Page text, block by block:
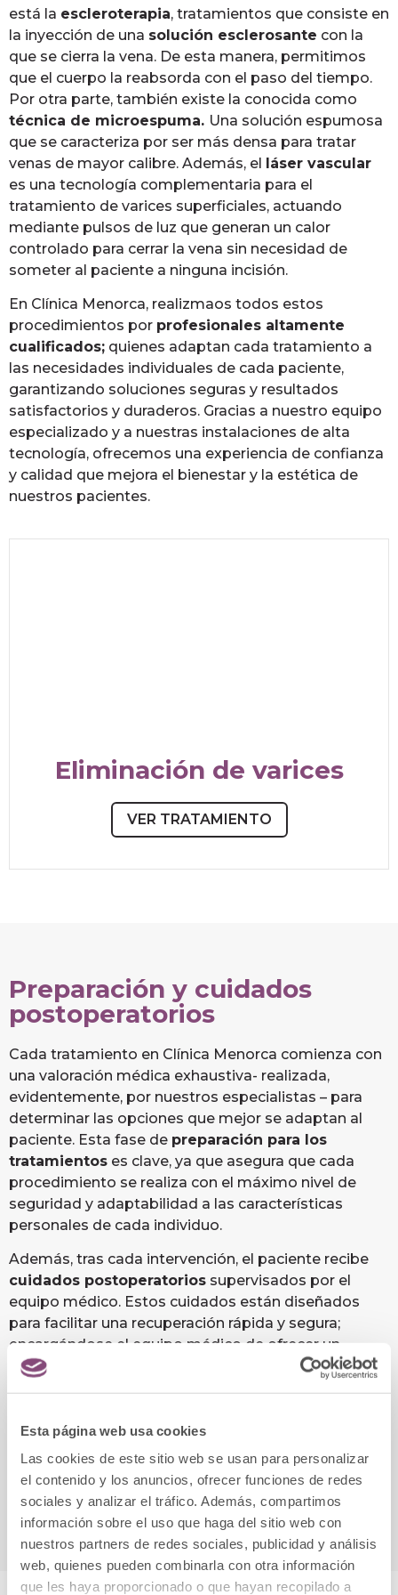
Esta página web usa cookies
Las cookies de este sitio web se usan para personalizar
el contenido y los anuncios, ofrecer funciones de redes
sociales y analizar el tráfico. Además, compartimos
información sobre el uso que haga del sitio web con
nuestros partners de redes sociales, publicidad y análisis
web, quienes pueden combinarla con otra información
que les haya proporcionado o que hayan recopilado a
está la escleroterapia, tratamientos que consiste en
la inyección de una solución esclerosante con la
que se cierra la vena. De esta manera, permitimos
que el cuerpo la reabsorda con el paso del tiempo.
Por otra parte, también existe la conocida como
técnica de microespuma. Una solución espumosa
que se caracteriza por ser más densa para tratar
venas de mayor calibre. Además, el láser vascular
es una tecnología complementaria para el
tratamiento de varices superficiales, actuando
mediante pulsos de luz que generan un calor
controlado para cerrar la vena sin necesidad de
someter al paciente a ninguna incisión.
En Clínica Menorca, realizmaos todos estos
procedimientos por profesionales altamente
cualificados; quienes adaptan cada tratamiento a
las necesidades individuales de cada paciente,
garantizando soluciones seguras y resultados
satisfactorios y duraderos. Gracias a nuestro equipo
especializado y a nuestras instalaciones de alta
tecnología, ofrecemos una experiencia de confianza
y calidad que mejora el bienestar y la estética de
nuestros pacientes.
Eliminación de varices
VER TRATAMIENTO
Preparación y cuidados
postoperatorios
Cada tratamiento en Clínica Menorca comienza con
una valoración médica exhaustiva- realizada,
evidentemente, por nuestros especialistas – para
determinar las opciones que mejor se adaptan al
paciente. Esta fase de preparación para los
tratamientos es clave, ya que asegura que cada
procedimiento se realiza con el máximo nivel de
seguridad y adaptabilidad a las características
personales de cada individuo.
Además, tras cada intervención, el paciente recibe
cuidados postoperatorios supervisados por el
equipo médico. Estos cuidados están diseñados
para facilitar una recuperación rápida y segura;
encargándose el equipo médico de ofrecer un
asesoramiento personalizado durante todo el
cremas específicas para favorecer la cicatrización y
la protección solar; aspectos cruciales con lo que
garantizar unos resultados óptimos y duraderos en
el tiempo.